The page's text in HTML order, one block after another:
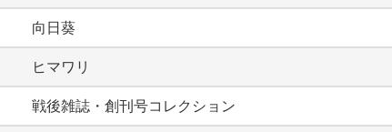
向日葵
ヒマワリ
戦後雑誌・創刊号コレクション